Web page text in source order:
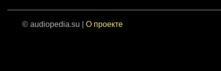
© audiopedia.su | О проекте